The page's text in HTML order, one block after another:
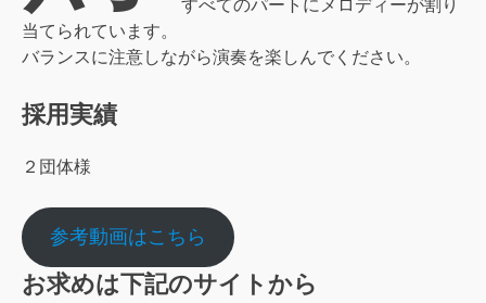
すべてのパートにメロディーが割り
当てられています。
バランスに注意しながら演奏を楽しんでください。
採用実績
２団体様
参考動画はこちら
お求めは下記のサイトから